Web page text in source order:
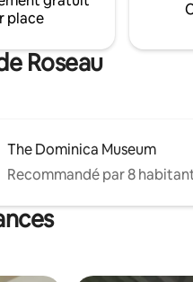
des
conçue pour le
place
Roseau
The Dominica Museum
Recommandé par 8